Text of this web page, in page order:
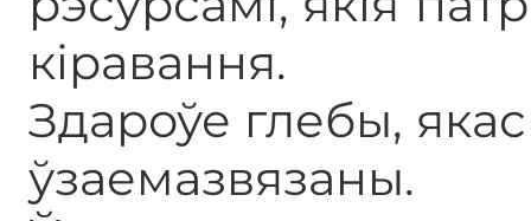
кіравання.
Здароўе глебы,
ўзаемазвязаны.